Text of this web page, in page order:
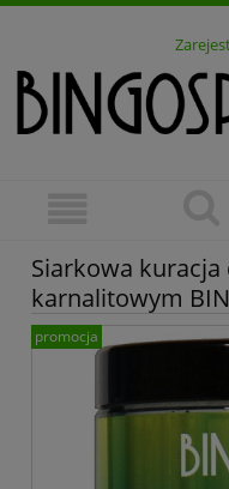
Siarkowa kuracja
karnalitowym
promocja